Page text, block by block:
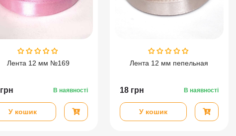
Лента 12 мм №169
грн В наявності
У кошик
Лента 12 мм пепельная
18 грн В наявності
У кошик